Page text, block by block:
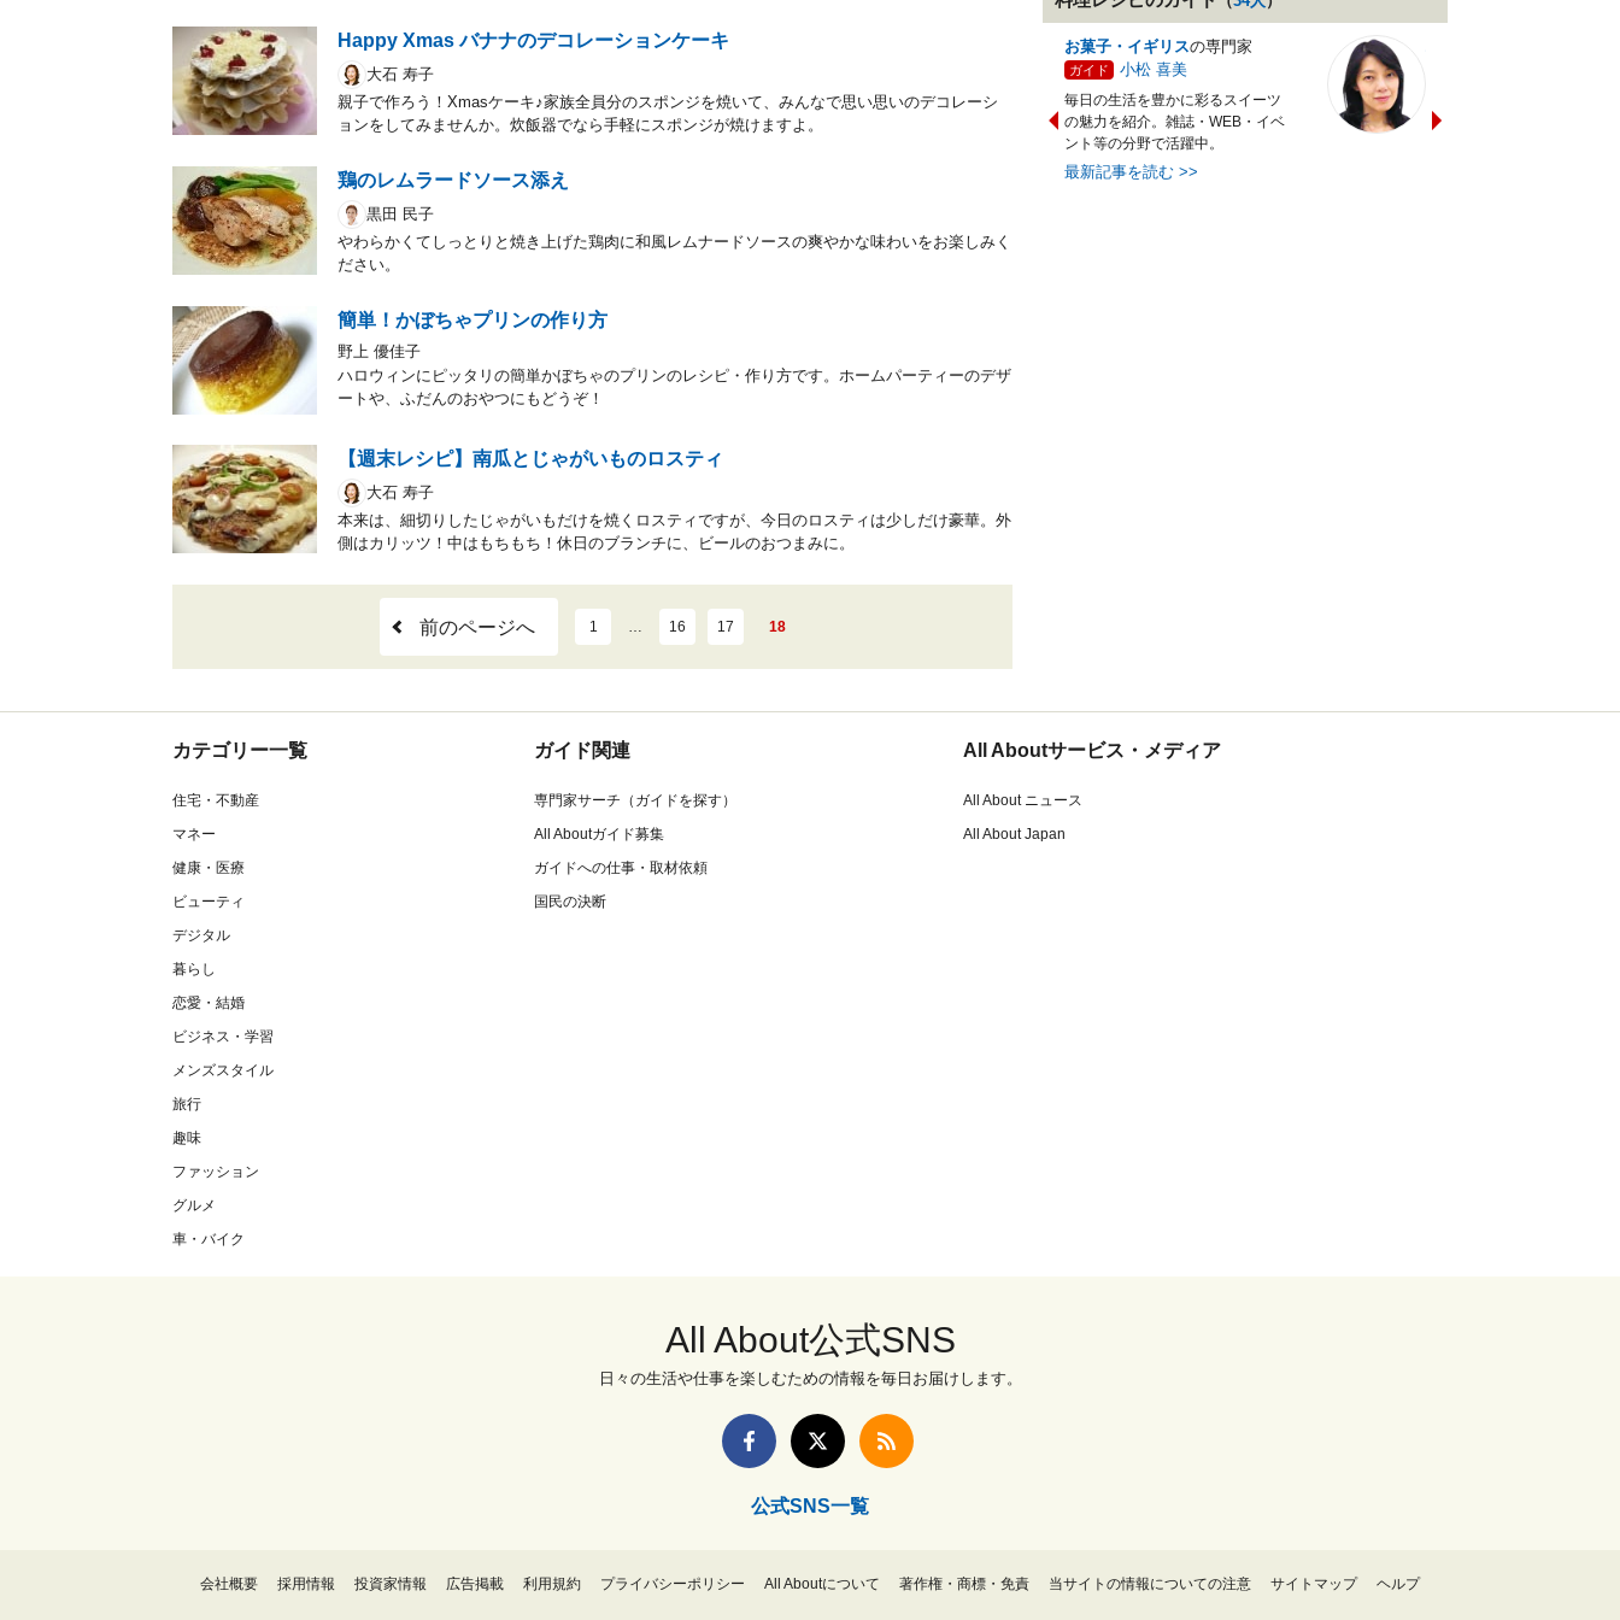
Happy Xmas バナナのデコレーションケーキ
大石 寿子
親子で作ろう！Xmasケーキ♪家族全員分のスポンジを焼いて、みんなで思い思いのデコレーシ
ョンをしてみませんか。炊飯器でなら手軽にスポンジが焼けますよ。
鶏のレムラードソース添え
黒田 民子
やわらかくてしっとりと焼き上げた鶏肉に和風レムナードソースの爽やかな味わいをお楽しみく
ださい。
簡単！かぼちゃプリンの作り方
野上 優佳子
ハロウィンにピッタリの簡単かぼちゃのプリンのレシピ・作り方です。ホームパーティーのデザ
ートや、ふだんのおやつにもどうぞ！
【週末レシピ】南瓜とじゃがいものロスティ
大石 寿子
本来は、細切りしたじゃがいもだけを焼くロスティですが、今日のロスティは少しだけ豪華。外
側はカリッツ！中はもちもち！休日のブランチに、ビールのおつまみに。
前のページへ 1 … 16 17 18
お菓子・イギリスの専門家
ガイド 小松 喜美
毎日の生活を豊かに彩るスイーツ
の魅力を紹介。雑誌・WEB・イベ
ント等の分野で活躍中。
最新記事を読む >>
ターの資格を活かし老舗料亭
カテゴリー一覧
住宅・不動産
マネー
健康・医療
ビューティ
デジタル
暮らし
恋愛・結婚
ビジネス・学習
メンズスタイル
旅行
趣味
ファッション
グルメ
車・バイク
ガイド関連
専門家サーチ（ガイドを探す）
All Aboutガイド募集
ガイドへの仕事・取材依頼
国民の決断
All Aboutサービス・メディア
All About ニュース
All About Japan
All About公式SNS
日々の生活や仕事を楽しむための情報を毎日お届けします。
公式SNS一覧
会社概要 採用情報 投資家情報 広告掲載 利用規約 プライバシーポリシー All Aboutについて 著作権・商標・免責 当サイトの情報についての注意 サイトマップ ヘルプ